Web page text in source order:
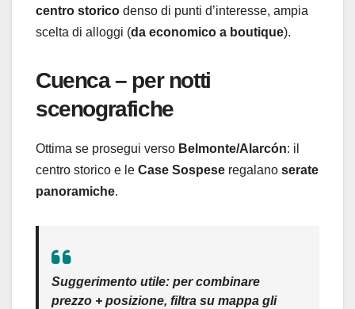
centro storico denso di punti d’interesse, ampia
scelta di alloggi (da economico a boutique).
Cuenca – per notti
scenografiche
Ottima se prosegui verso Belmonte/Alarcón: il
centro storico e le Case Sospese regalano serate
panoramiche.
Suggerimento utile: per combinare
prezzo + posizione, filtra su mappa gli